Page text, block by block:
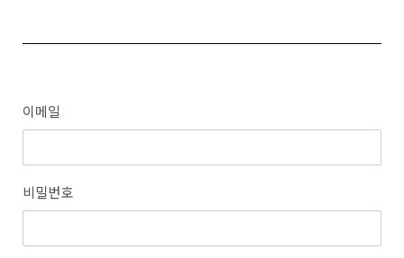
이메일
비밀번호